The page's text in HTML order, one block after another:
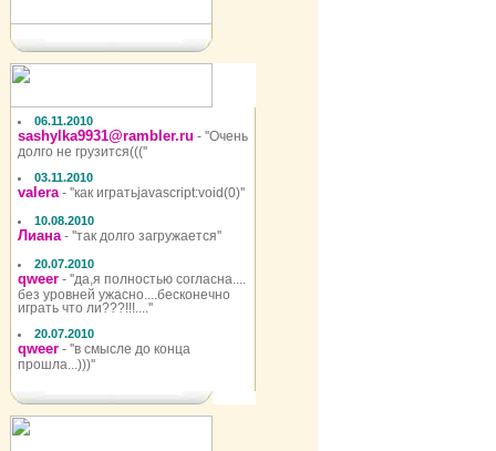
06.11.2010
sashylka9931@rambler.ru - ''Очень
долго не грузится(((''
03.11.2010
valera- ''как игратьjavascript:void(0)''
10.08.2010
Лиана- ''так долго загружается''
20.07.2010
qweer - ''да,я полностью согласна....
без уровней ужасно....бесконечно
играть что ли???!!!....''
20.07.2010
qweer - ''в смысле до конца
прошла...)))''